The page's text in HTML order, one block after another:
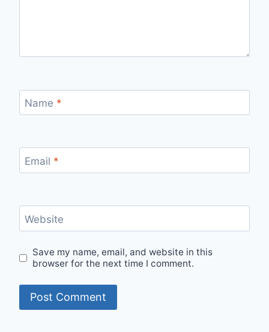
Name *
Email *
Website
Save my name, email, and website in this
browser for the next time I comment.